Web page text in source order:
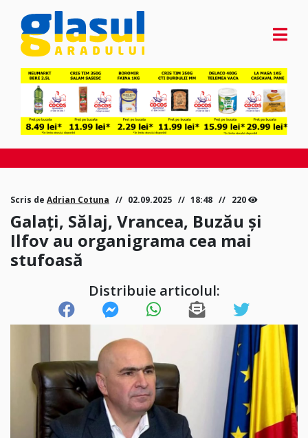
Scris de Adrian Cotuna 02.09.2025 18:48 220
Galați, Sălaj, Vrancea, Buzău și
Ilfov au organigrama cea mai
stufoasă
Distribuie articolul: